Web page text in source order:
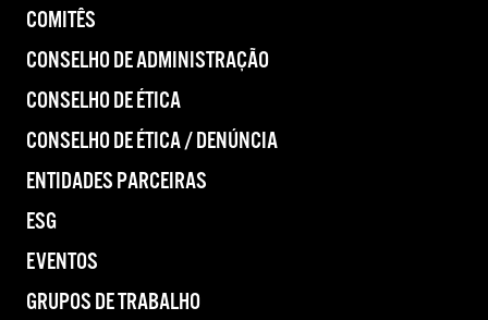
COMITÊS
CONSELHO DE ADMINISTRAÇÃO
CONSELHO DE ÉTICA
CONSELHO DE ÉTICA / DENÚNCIA
ENTIDADES PARCEIRAS
ESG
EVENTOS
GRUPOS DE TRABALHO